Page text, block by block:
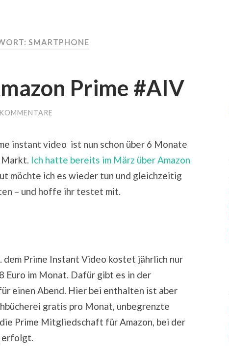
SMARTPHONE
Prime #AIV
instant video ist nun schon über 6 Monate
Markt. Ich hatte bereits im März über Amazon
möchte ich es wieder tun und gleichzeitig
– und hoffe ihr testet mit.
Prime Instant Video kostet jährlich nur
Euro im Monat. Dafür gibt es in der
einen Abend. Hier bei enthalten ist aber
gratis pro Monat, unbegrenzte
Prime Mitgliedschaft für Amazon, bei der
erfolgt.